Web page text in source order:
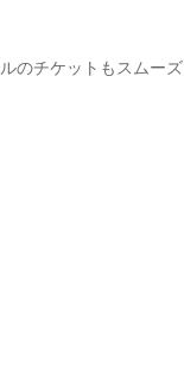
のチケットもスムーズ